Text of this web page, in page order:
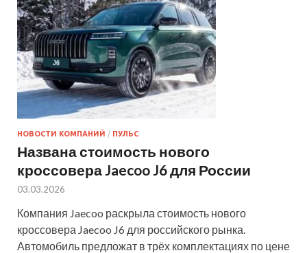
НОВОСТИ КОМПАНИЙ / ПУЛЬС
Названа стоимость нового
кроссовера Jaecoo J6 для России
03.03.2026
Компания Jaecoo раскрыла стоимость нового
кроссовера Jaecoo J6 для российского рынка.
Автомобиль предложат в трёх комплектациях по цене